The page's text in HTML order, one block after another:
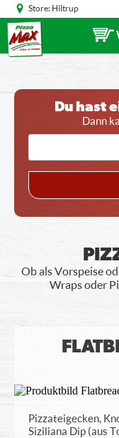
Store: Hiltrup
Du hast
Dann
Ob als Vorspeise
Wraps oder
Pizzateigecken,
Siziliana Dip (aus